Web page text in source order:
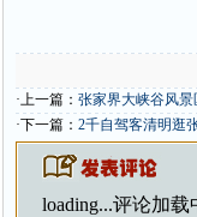
·上一篇： 张家界大峡谷风景
·下一篇： 2千自驾客清明逛
loading...评论加载